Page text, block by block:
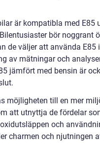
är kompatibla med E85
bör noggrant
de väljer att använda E85
av mätningar och
jämfört med bensin är
möjligheten till en mer
att utnyttja de fördelar
och
charmen och njutningen